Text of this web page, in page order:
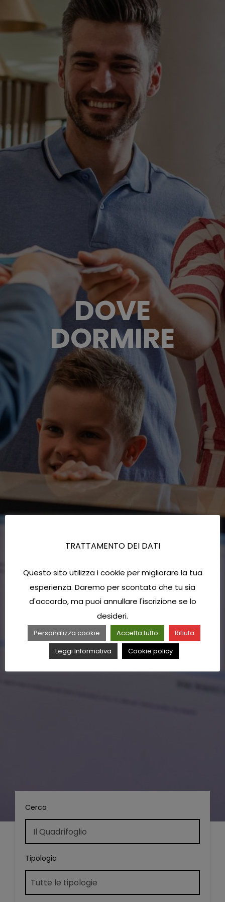
DOVE
DORMIRE
Cerca
Tipologia
TRATTAMENTO DEI DATI
Questo sito utilizza i cookie per migliorare la tua
esperienza. Daremo per scontato che tu sia
d'accordo, ma puoi annullare l'iscrizione se lo
desideri.
Personalizza cookie Accetta tutto
Rifiuta
Leggi Informativa
Cookie policy